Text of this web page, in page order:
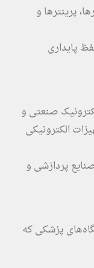
پرینترها و
پایداری
صنعتی و
الکترونیکی
پردازشی و
پزشکی که